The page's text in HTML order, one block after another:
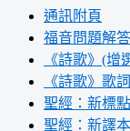
通訊附頁
福音問題解答
《詩歌》(增
《詩歌》歌
聖經：新標
聖經：新譯